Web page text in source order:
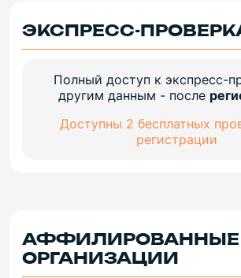
ЭКСПРЕСС-
Полный доступ к экспресс-
другим данным - после
Доступны 2 бесплатных
регистрации
АФФИЛИРОВАННЫЕ
ОРГАНИЗАЦИИ